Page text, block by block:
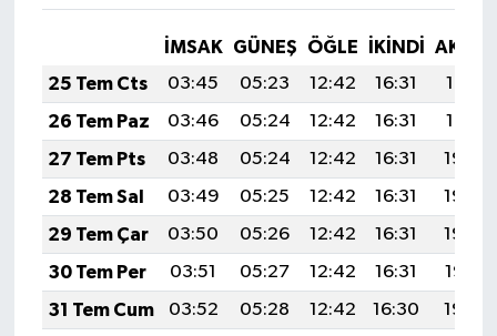
İMSAK GÜNEŞ ÖĞLE İKINDI
25 Tem Cts
03:45 05:23 12:42 16:31
19:51
26 Tem Paz
03:46 05:24 12:42 16:31
19:51
27 Tem Pts
03:48 05:24 12:42 16:31
19:50
28 Tem Sal
03:49 05:25 12:42 16:31
19:49
29 Tem Çar
03:50 05:26 12:42 16:31
19:48
30 Tem Per
03:51 05:27 12:42 16:31
19:47
31 Tem Cum
03:52 05:28 12:42 16:30
19:46